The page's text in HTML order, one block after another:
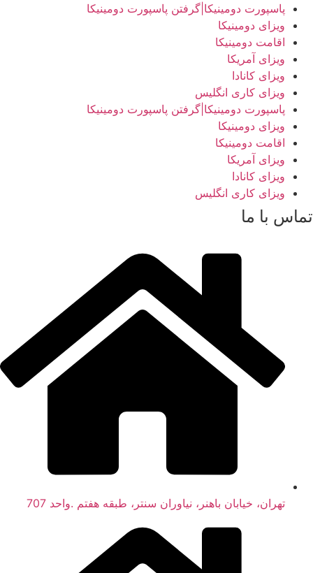
پاسپورت دومینیکا|گرفتن پاسپورت دومینیکا
ویزای دومینیکا
اقامت دومینیکا
ویزای آمریکا
ویزای کانادا
ویزای کاری انگلیس
پاسپورت دومینیکا|گرفتن پاسپورت دومینیکا
ویزای دومینیکا
اقامت دومینیکا
ویزای آمریکا
ویزای کانادا
ویزای کاری انگلیس
تماس با ما
تهران، خیابان باهنر، نیاوران سنتر، طبقه هفتم .واحد 707